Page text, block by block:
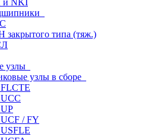
и NKI
закрытого типа (тяж.)
узлы
узлы в сборе
/ FY